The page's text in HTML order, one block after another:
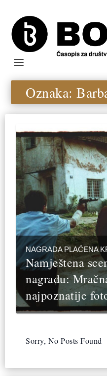
Oznaka:
NAGRADA PLAĆENA
Namještena
nagradu:
najpoznatije
Sorry, No Posts Found